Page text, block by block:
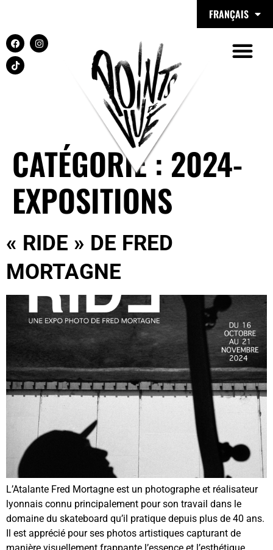
FRANÇAIS
CATÉGORIE : 2024-
EXPOSITIONS
« RIDE » DE FRED
MORTAGNE
L’Atalante Fred Mortagne est un photographe et réalisateur
lyonnais connu principalement pour son travail dans le
domaine du skateboard qu’il pratique depuis plus de 40 ans.
Il est apprécié pour ses photos artistiques capturant de